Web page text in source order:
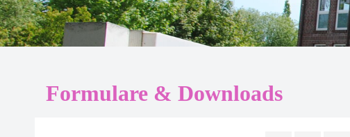
Formulare & Downloads